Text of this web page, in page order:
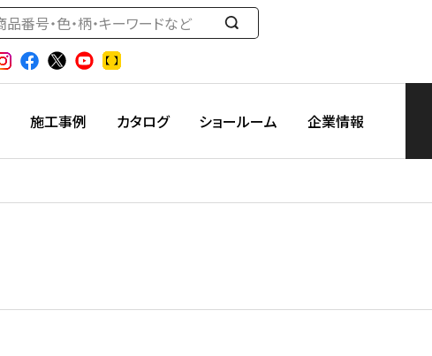
検
す
施工事例 カタログ ショールーム 企業情報